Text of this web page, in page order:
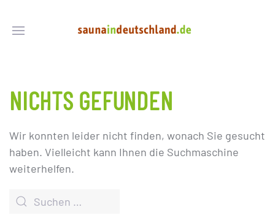
NICHTS GEFUNDEN
Wir konnten leider nicht finden, wonach Sie gesucht
haben. Vielleicht kann Ihnen die Suchmaschine
weiterhelfen.